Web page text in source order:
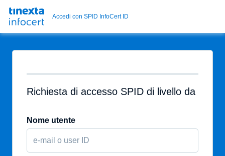
Accedi con SPID InfoCert ID
Richiesta di accesso SPID di livello da
Nome utente